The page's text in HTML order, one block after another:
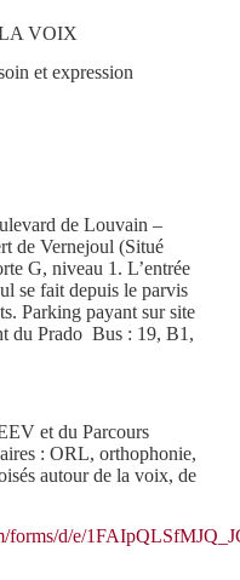
VOIX
et expression
de Louvain –
de Vernejoul (Situé
G, niveau 1. L’entrée
se fait depuis le parvis
Parking payant sur site
du Prado Bus : 19, B1,
et du Parcours
: ORL, orthophonie,
autour de la voix, de
forms/d/e/